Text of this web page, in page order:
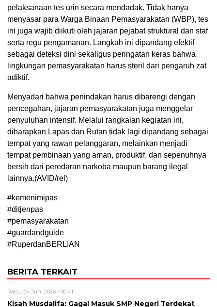
pelaksanaan tes urin secara mendadak. Tidak hanya
menyasar para Warga Binaan Pemasyarakatan (WBP), tes
ini juga wajib diikuti oleh jajaran pejabat struktural dan staf
serta regu pengamanan. Langkah ini dipandang efektif
sebagai deteksi dini sekaligus peringatan keras bahwa
lingkungan pemasyarakatan harus steril dari pengaruh zat
adiktif.
Menyadari bahwa penindakan harus dibarengi dengan
pencegahan, jajaran pemasyarakatan juga menggelar
penyuluhan intensif. Melalui rangkaian kegiatan ini,
diharapkan Lapas dan Rutan tidak lagi dipandang sebagai
tempat yang rawan pelanggaran, melainkan menjadi
tempat pembinaan yang aman, produktif, dan sepenuhnya
bersih dari peredaran narkoba maupun barang ilegal
lainnya.(AVID/rel)
#kemenimipas
#ditjenpas
#pemasyarakatan
#guardandguide
#RuperdanBERLIAN
BERITA TERKAIT
Rabu, 24 Juni 2026 - 00:41
Kisah Musdalifa: Gagal Masuk SMP Negeri Terdekat